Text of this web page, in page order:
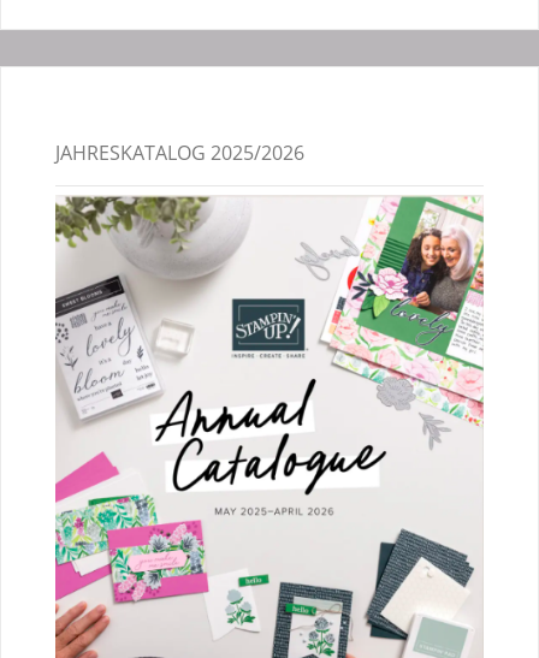
JAHRESKATALOG 2025/2026